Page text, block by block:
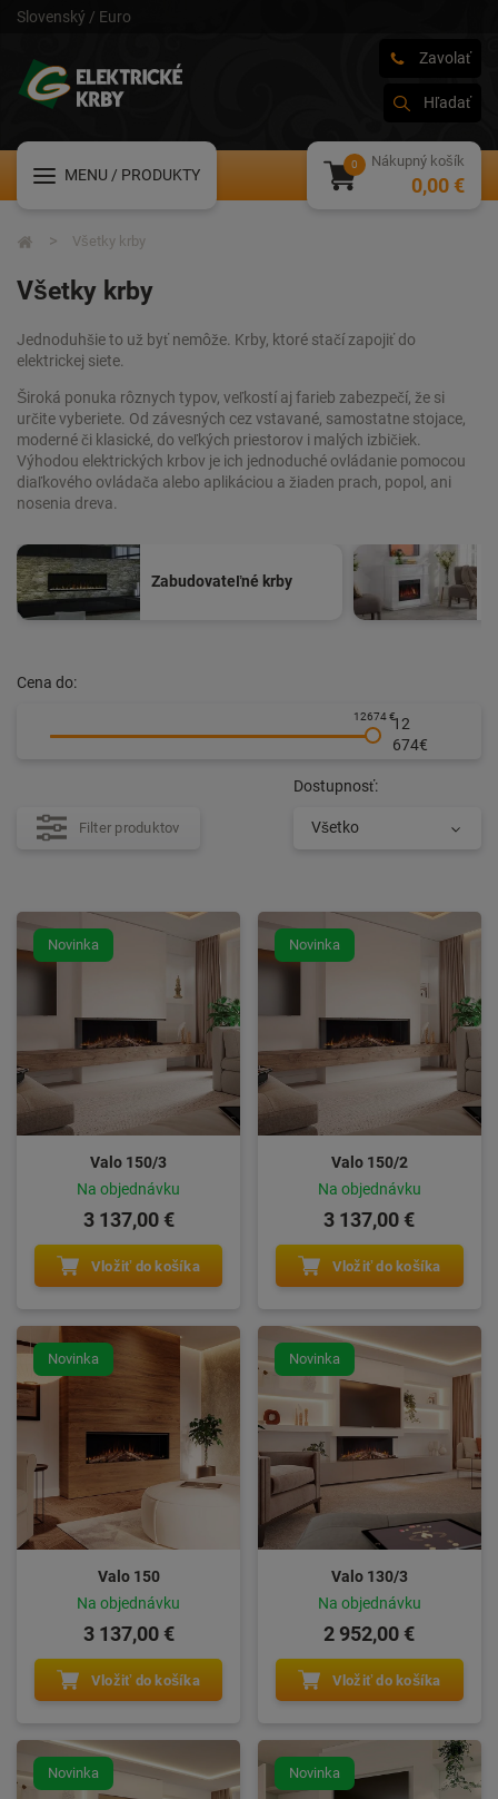
Slovenský / Euro
Zavolať
Hľadať
MENU / PRODUKTY
Nákupný košík
0,00 €
Všetky krby
Jednoduhšie to už byť nemôže. Krby, ktoré stačí zapojiť do
elektrickej siete.
Široká ponuka rôznych typov, veľkostí aj farieb zabezpečí, že si
určite vyberiete. Od závesných cez vstavané, samostatne stojace,
moderné či klasické, do veľkých priestorov i malých izbičiek.
Výhodou elektrických krbov je ich jednoduché ovládanie pomocou
diaľkového ovládača alebo aplikáciou a žiaden prach, popol, ani
nosenia dreva.
Zabudovateľné krby
Filter produktov
Cena do:
12674 €12
674€
Dostupnosť:
Všetko
Novinka
Valo 150/3
Na objednávku
3 137,00 €
Vložiť do košíka
Novinka
Valo 150/2
Na objednávku
3 137,00 €
Vložiť do košíka
Novinka
Valo 150
Na objednávku
3 137,00 €
Vložiť do košíka
Novinka
Valo 130/3
Na objednávku
2 952,00 €
Vložiť do košíka
Novinka Novinka
Všetky krby